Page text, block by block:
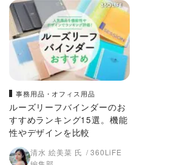
事務用品・オフィス用品
ルーズリーフバインダーのお
すすめランキング15選。機能
性やデザインを比較
清水 絵美菜 氏
360LiFE